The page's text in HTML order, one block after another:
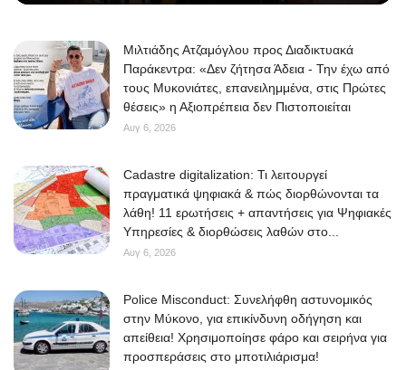
Μιλτιάδης Ατζαμόγλου προς Διαδικτυακά
Παράκεντρα: «Δεν ζήτησα Άδεια - Την έχω από
τους Μυκονιάτες, επανειλημμένα, στις Πρώτες
θέσεις» η Αξιοπρέπεια δεν Πιστοποιείται
Αυγ 6, 2026
Cadastre digitalization: Τι λειτουργεί
πραγματικά ψηφιακά & πώς διορθώνονται τα
λάθη! 11 ερωτήσεις + απαντήσεις για Ψηφιακές
Υπηρεσίες & διορθώσεις λαθών στο...
Αυγ 6, 2026
Police Misconduct: Συνελήφθη αστυνομικός
στην Μύκονο, για επικίνδυνη οδήγηση και
απείθεια! Χρησιμοποίησε φάρο και σειρήνα για
προσπεράσεις στο μποτιλιάρισμα!